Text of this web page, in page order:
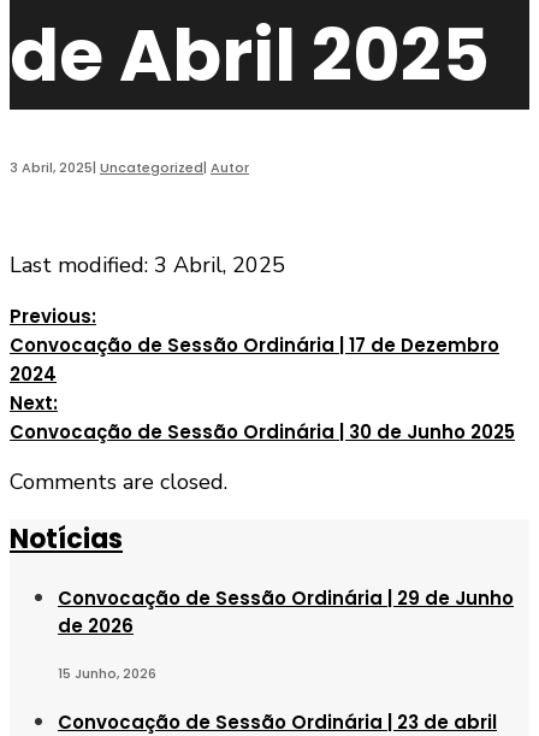
de Abril 2025
3 Abril, 2025| Uncategorized| Autor
Last modified: 3 Abril, 2025
Previous:
Convocação de Sessão Ordinária | 17 de Dezembro
2024
Next:
Convocação de Sessão Ordinária | 30 de Junho 2025
Comments are closed.
Notícias
Convocação de Sessão Ordinária | 29 de Junho
de 2026
15 Junho, 2026
Convocação de Sessão Ordinária | 23 de abril